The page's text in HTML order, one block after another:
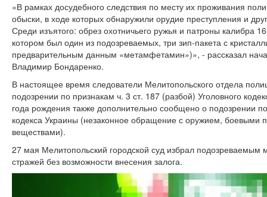
«В рамках досудебного следствия по месту их проживания
обыски, в ходе которых обнаружили орудие преступления и
Среди изъятого: обрез охотничьего ружья и патроны калибра
котором был один из подозреваемых, три зип-пакета с
предварительным данным «метамфетамин»)», - рассказал
Владимир Бондаренко.
В настоящее время следователи Мелитопольского отдела
подозрении по признакам ч. 3 ст. 187 (разбой) Уголовного
года рождения также дополнительно сообщено о подозрении
кодекса Украины (незаконное обращение с оружием, боевыми
веществами).
27 мая Мелитопольский городской суд избрал подозреваемым
стражей без возможности внесения залога.